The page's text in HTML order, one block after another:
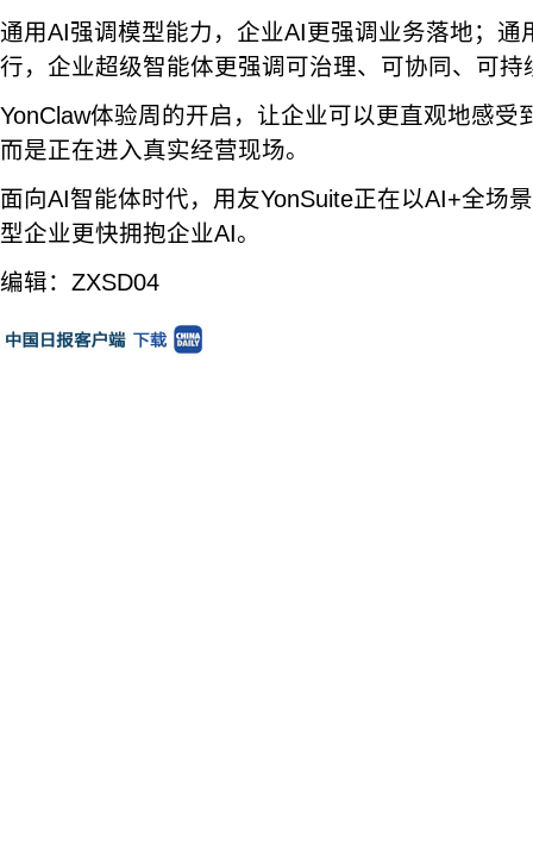
通用AI强调模型能力，企业AI更强调业务落地；通
行，企业超级智能体更强调可治理、可协同、可持
YonClaw体验周的开启，让企业可以更直观地感受
而是正在进入真实经营现场。
面向AI智能体时代，用友YonSuite正在以AI+全场
型企业更快拥抱企业AI。
编辑：ZXSD04